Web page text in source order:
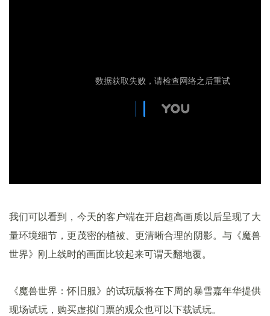
我们可以看到，今天的客户端在开启超高画质以后呈现了大
量环境细节，更茂密的植被、更清晰合理的阴影。与《魔兽
世界》刚上线时的画面比较起来可谓天翻地覆。
《魔兽世界：怀旧服》的试玩版将在下周的暴雪嘉年华提供
现场试玩，购买虚拟门票的观众也可以下载试玩。